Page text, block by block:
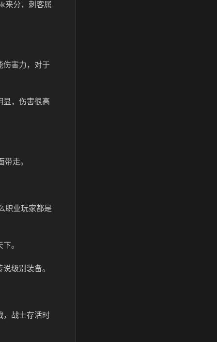
来分，刺客属
伤害力，对于
显，伤害很高
走。
职业玩家都是
。
级别装备。
，战士存活时